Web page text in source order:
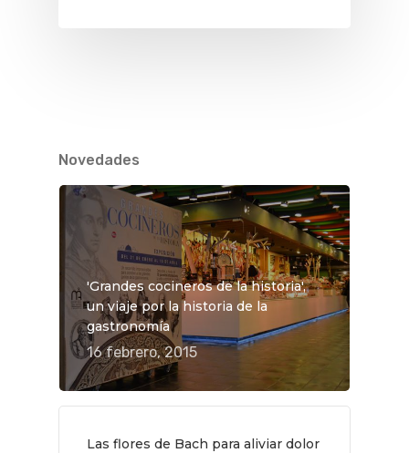
Novedades
'Grandes cocineros de la historia',
un viaje por la historia de la
gastronomía
16 febrero, 2015
Las flores de Bach para aliviar dolor
QUÉ HACER
Planes
Museos Y
Teatro
Novedades
Cine
GASTRO
Restaurantes
Rutas Por Madrid
Bares Y Cafés
Gourmet
VIAJES
BEAUTY
CONTACTO